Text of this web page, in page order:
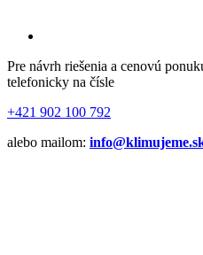
Pre návrh riešenia a cenovú
telefonicky na čísle
+421 902 100 792
alebo mailom: